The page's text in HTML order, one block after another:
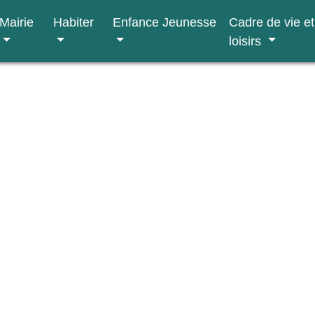
Mairie Habiter Enfance Jeunesse
Cadre de vie et
loisirs